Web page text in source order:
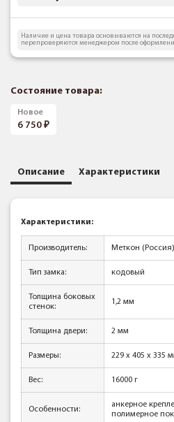
Наличие и цена товара основываются на
перепроверяются менеджером после
Состояние товара:
Новое
6 750
Описание Характеристики
Характеристики:
Производитель: Меткон (Россия)
Тип замка: кодовый
Толщина боковых
стенок:
1,2 мм
Толщина двери: 2 мм
Размеры: 229 х 405 х 335
Вес: 16000 г
Особенности:
анкерное
полимерное